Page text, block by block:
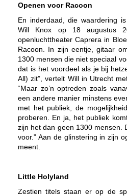
Openen voor Racoon
En inderdaad, die waardering
Will Knox op 18 augustus
openluchttheater Caprera in
Racoon. In zijn eentje, gitaar
1300 mensen die niet speciaal
dat is het voordeel als je bij
All) zit”, vertelt Will in Utrecht
“Maar zo’n optreden zoals
een andere manier minstens
met het publiek, de
proberen. En ja, het publiek
zijn het dan geen 1300 mensen.
voor.” Aan de glinstering in zijn
meent.
Little Holyland
Zestien titels staan er op de